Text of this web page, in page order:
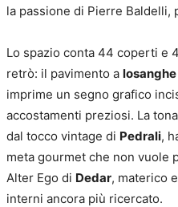
la passione di Pierre Baldelli,
Lo spazio conta 44 coperti e
retrò: il pavimento a
imprime un segno grafico
accostamenti preziosi. La
dal tocco vintage di Pedrali,
meta gourmet che non vuole
Alter Ego di Dedar, materico
interni ancora più ricercato.